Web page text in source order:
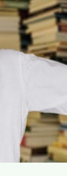
Vida